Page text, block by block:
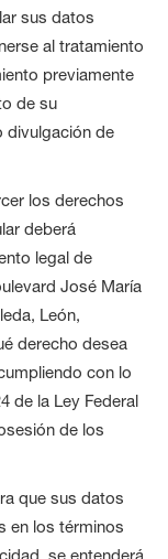
sus datos
al tratamiento
previamente
de su
divulgación de
los derechos
deberá
legal de
José María
León,
derecho desea
con lo
de la Ley Federal
de los
que sus datos
en los términos
se entenderá